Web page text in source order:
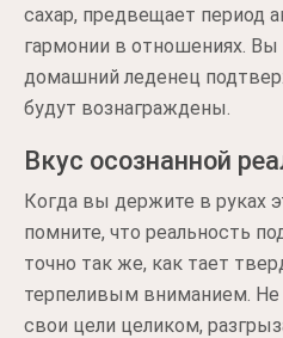
сахар, предвещает период
гармонии в отношениях. Вы
домашний леденец
будут вознаграждены.
Вкус осознанной
Когда вы держите в руках
помните, что реальность
точно так же, как тает
терпеливым вниманием. Не
свои цели целиком,